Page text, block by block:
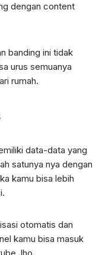
dengan content
banding ini tidak
urus semuanya
rumah.
data-data yang
satunya nya dengan
kamu bisa lebih
otomatis dan
kamu bisa masuk